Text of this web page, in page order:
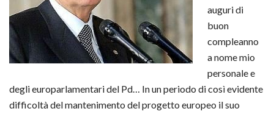
auguri di
buon
compleanno
a nome mio
personale e
degli europarlamentari del Pd… In un periodo di così evidente
difficoltà del mantenimento del progetto europeo il suo